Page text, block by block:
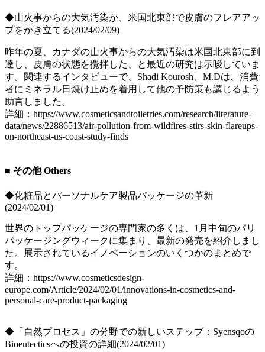
◆山火事からの大気汚染が、米国北東部で皮膚のフレアアッ
プをかき立てる(2024/02/09)
昨年の夏、カナダの山火事からの大気汚染は米国北東部に到
達し、皮膚の状態を攪拌した、と最近の研究は示唆していま
す。関連するインタビューで、Shadi Kourosh、M.Dは、消費
者にミネラル日焼け止めを着用して他の予防策も講じるよう
助言しました。
詳細：https://www.cosmeticsandtoiletries.com/research/literature-
data/news/22886513/air-pollution-from-wildfires-stirs-skin-flareups-
on-northeast-us-coast-study-finds
■ その他 Others
◆化粧品とパーソナルケア製品パッケージの革新
(2024/02/01)
世界のトップパッケージの専門家の多くは、1月中旬のパリ
パッケージングウィークに集まり、最新の発売を紹介しまし
た。展示されているイノベーションのいくつかのまとめで
す。
詳細：https://www.cosmeticsdesign-
europe.com/Article/2024/02/01/innovations-in-cosmetics-and-
personal-care-product-packaging
◆「自然プロセス」の分野での新しいステップ：Syensqoの
Bioeutecticsへの投資の詳細(2024/02/01)